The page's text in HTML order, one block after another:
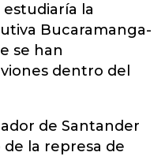
la
Bucaramanga-
se han
dentro del
de Santander
la represa de